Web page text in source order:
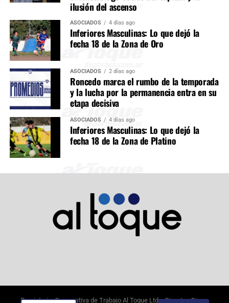
ilusión del ascenso
ASOCIADOS 4 días ago
Inferiores Masculinas: Lo que dejó la
fecha 18 de la Zona de Oro
ASOCIADOS 2 días ago
Roncedo marca el rumbo de la temporada
y la lucha por la permanencia entra en su
etapa decisiva
ASOCIADOS 4 días ago
Inferiores Masculinas: Lo que dejó la
fecha 18 de la Zona de Platino
Propietario: Cooperativa de Trabajo Al Toque Ltda. Director: Diego